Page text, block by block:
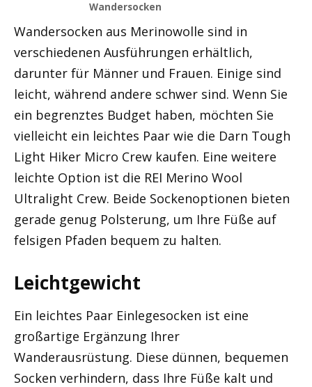
Wandersocken
Wandersocken aus Merinowolle sind in
verschiedenen Ausführungen erhältlich,
darunter für Männer und Frauen. Einige sind
leicht, während andere schwer sind. Wenn Sie
ein begrenztes Budget haben, möchten Sie
vielleicht ein leichtes Paar wie die Darn Tough
Light Hiker Micro Crew kaufen. Eine weitere
leichte Option ist die REI Merino Wool
Ultralight Crew. Beide Sockenoptionen bieten
gerade genug Polsterung, um Ihre Füße auf
felsigen Pfaden bequem zu halten.
Leichtgewicht
Ein leichtes Paar Einlegesocken ist eine
großartige Ergänzung Ihrer
Wanderausrüstung. Diese dünnen, bequemen
Socken verhindern, dass Ihre Füße kalt und